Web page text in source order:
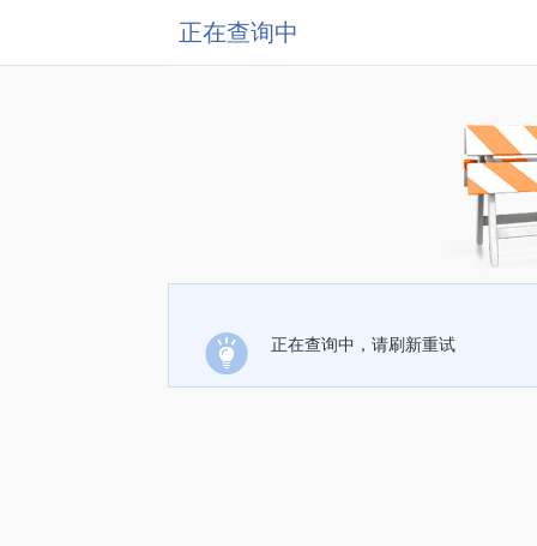
正在查询中
正在查询中，请刷新重试